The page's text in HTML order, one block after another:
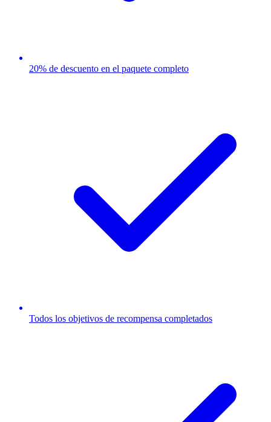
20% de descuento en el paquete completo
Todos los objetivos de recompensa completados